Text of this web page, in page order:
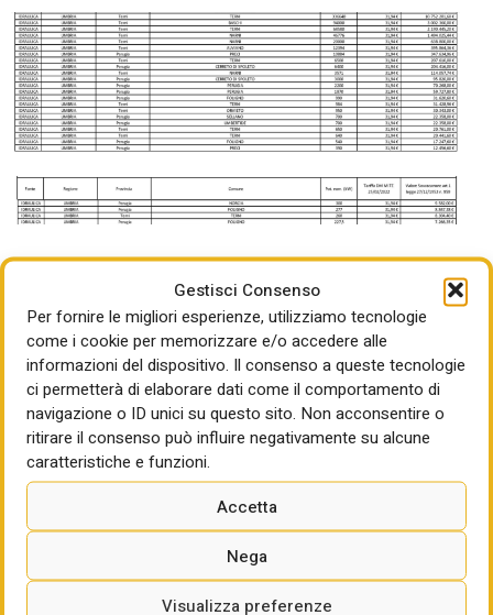
Gestisci Consenso
Per fornire le migliori esperienze, utilizziamo tecnologie
come i cookie per memorizzare e/o accedere alle
informazioni del dispositivo. Il consenso a queste tecnologie
ci permetterà di elaborare dati come il comportamento di
navigazione o ID unici su questo sito. Non acconsentire o
ritirare il consenso può influire negativamente su alcune
caratteristiche e funzioni.
Accetta
Nega
Visualizza preferenze
Secondo il report di Uncem con dati Terna, gli impianti
idroelettrici in Umbria sono 48 per una potenza
complessiva di 717 Mw. I maggiori sono quelli di Terni,
Narni, Cerreto di Spoleto, Baschi e Alviano.
Enel, uno dei principali player coinvolti nella gestione
idroelettrica in Italia, ha messo sul piatto 12 miliardi di euro
in rinnovabili nel nuovo piano industriale 2025-2027
incrementando la produzione di oltre il 15%. Le risorse
saranno impiegate per circa il 65% in Europa (di cui circa il
34% in Italia). A fine 2024, il gruppo (nello specifico la
costola Enel Green Power) ha peraltro ribadito il proprio
impegno nella gestione degli impianti idroelettrici in Umbria